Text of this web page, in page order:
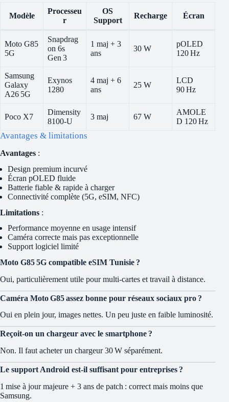
Modèle
Processeu
r
OS
Support
Recharge Écran
Moto G85
5G
Snapdrag
on 6s
Gen 3
1 maj + 3
ans
30 W
pOLED
120 Hz
Samsung
Galaxy
A26 5G
Exynos
1280
4 maj + 6
ans
25 W
LCD
90 Hz
Poco X7
Dimensity
8100‑U
3 maj 67 W
AMOLE
D 120 Hz
Avantages & limitations
Avantages :
Design premium incurvé
Écran pOLED fluide
Batterie fiable & rapide à charger
Connectivité complète (5G, eSIM, NFC)
Limitations :
Performance moyenne en usage intensif
Caméra correcte mais pas exceptionnelle
Support logiciel limité
Moto G85 5G compatible eSIM Tunisie ?
Oui, particulièrement utile pour multi‑cartes et travail à distance.
Caméra Moto G85 assez bonne pour réseaux sociaux pro ?
Oui en plein jour, images nettes. Un peu juste en faible luminosité.
Reçoit‑on un chargeur avec le smartphone ?
Non. Il faut acheter un chargeur 30 W séparément.
Le support Android est‑il suffisant pour entreprises ?
1 mise à jour majeure + 3 ans de patch : correct mais moins que
Samsung.